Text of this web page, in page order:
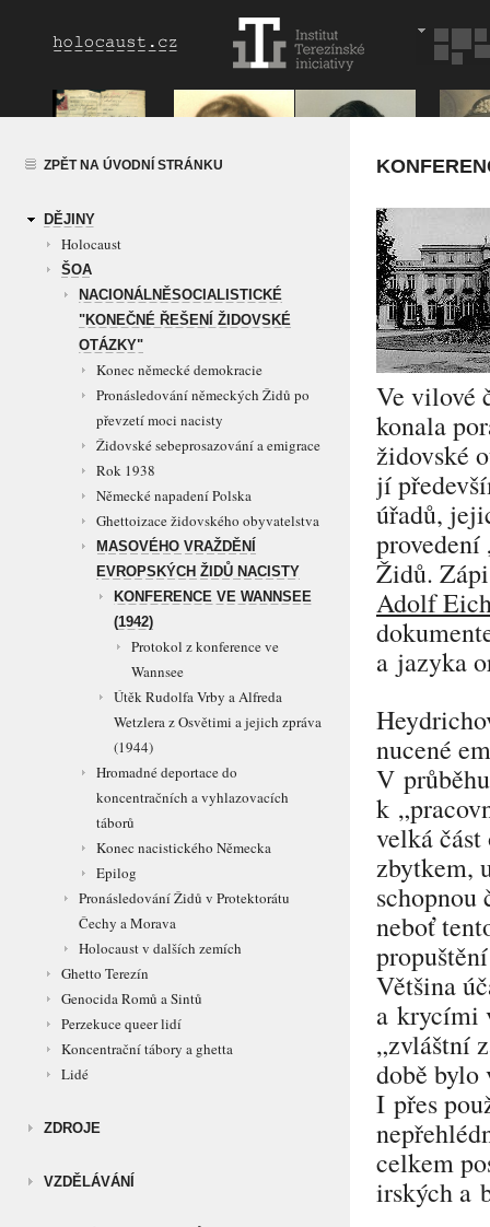
ZPĚT NA ÚVODNÍ STRÁNKU
DĚJINY
Holocaust
ŠOA
NACIONÁLNĚSOCIALISTICKÉ
"KONEČNÉ ŘEŠENÍ ŽIDOVSKÉ
OTÁZKY"
Konec německé demokracie
Pronásledování německých Židů po
převzetí moci nacisty
Židovské sebeprosazování a emigrace
Rok 1938
Německé napadení Polska
Ghettoizace židovského obyvatelstva
MASOVÉHO VRAŽDĚNÍ
EVROPSKÝCH ŽIDŮ NACISTY
KONFERENCE VE WANNSEE
(1942)
Protokol z konference ve
Wannsee
Útěk Rudolfa Vrby a Alfreda
Wetzlera z Osvětimi a jejich zpráva
(1944)
Hromadné deportace do
koncentračních a vyhlazovacích
táborů
Konec nacistického Německa
Epilog
Pronásledování Židů v Protektorátu
Čechy a Morava
Holocaust v dalších zemích
Ghetto Terezín
Genocida Romů a Sintů
Perzekuce queer lidí
Koncentrační tábory a ghetta
Lidé
ZDROJE
VZDĚLÁVÁNÍ
Ve vilové
konala
židovské
jí
úřadů,
provedení
Židů.
Adolf
a jazyka
nucené
V
k
velká
zbytkem,
schopnou
neboť
Většina
a krycími
„zvláštní
době bylo
I přes
celkem
irských a